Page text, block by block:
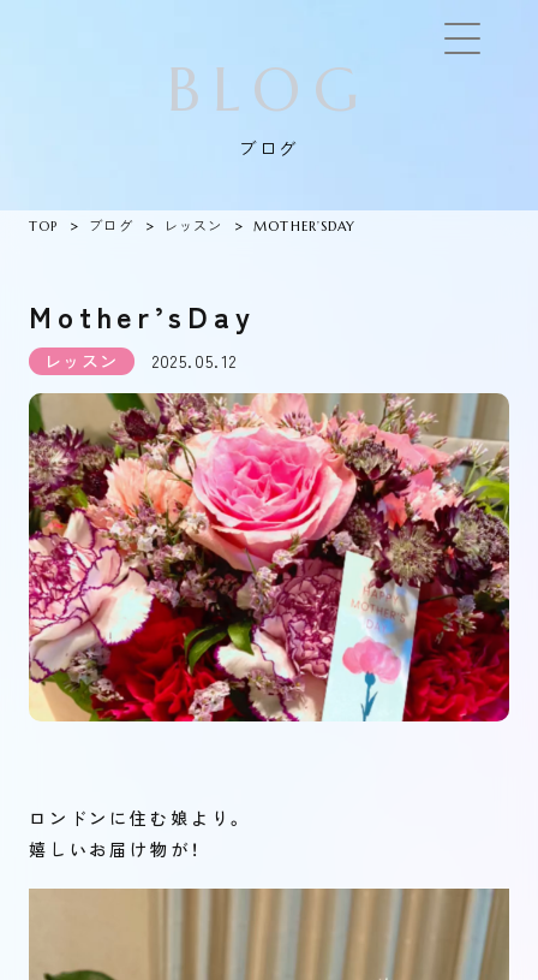
BLOG
ブログ
TOP ブログ レッスン MOTHER’SDAY
Mother’sDay
レッスン 2025.05.12
ロンドンに住む娘より。
嬉しいお届け物が！